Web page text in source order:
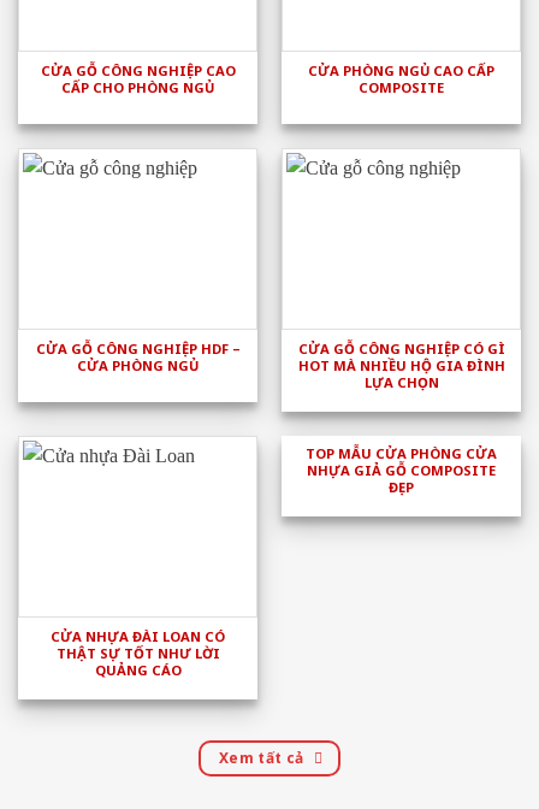
CỬA GỖ CÔNG NGHIỆP CAO
CẤP CHO PHÒNG NGỦ
CỬA PHÒNG NGỦ CAO CẤP
COMPOSITE
CỬA GỖ CÔNG NGHIỆP HDF –
CỬA PHÒNG NGỦ
CỬA GỖ CÔNG NGHIỆP CÓ GÌ
HOT MÀ NHIỀU HỘ GIA ĐÌNH
LỰA CHỌN
CỬA NHỰA ĐÀI LOAN CÓ
THẬT SỰ TỐT NHƯ LỜI
QUẢNG CÁO
TOP MẪU CỬA PHÒNG CỬA
NHỰA GIẢ GỖ COMPOSITE
ĐẸP
Xem tất cả